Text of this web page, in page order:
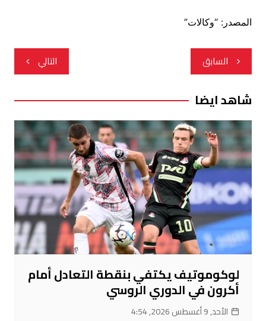
المصدر: “وكالات”
تصفّح
المقالات
السابق التالي
شاهد ايضا
لوكوموتيف يكتفي بنقطة التعادل أمام
أكرون في الدوري الروسي
الأحد, 9 أغسطس 2026, 4:54